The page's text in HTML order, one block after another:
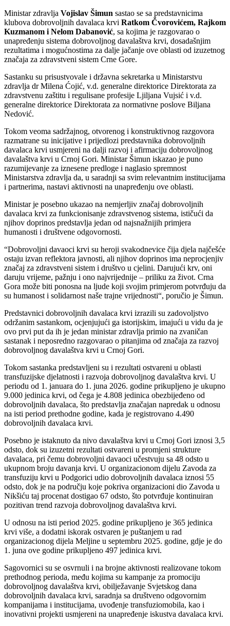
Ministar zdravlja Vojislav Šimun sastao se sa predstavnicima
klubova dobrovoljnih davalaca krvi Ratkom Čvorovićem, Rajkom
Kuzmanom i Nelom Dabanović, sa kojima je razgovarao o
unapređenju sistema dobrovoljnog davalaštva krvi, dosadašnjim
rezultatima i mogućnostima za dalje jačanje ove oblasti od izuzetnog
značaja za zdravstveni sistem Crne Gore.
Sastanku su prisustvovale i državna sekretarka u Ministarstvu
zdravlja dr Milena Ćojić, v.d. generalne direktorice Direktorata za
zdravstvenu zaštitu i regulisane profesije Ljiljana Vujsić i v.d.
generalne direktorice Direktorata za normativne poslove Biljana
Nedović.
Tokom veoma sadržajnog, otvorenog i konstruktivnog razgovora
razmatrane su inicijative i prijedlozi predstavnika dobrovoljnih
davalaca krvi usmjereni na dalji razvoj i afirmaciju dobrovoljnog
davalaštva krvi u Crnoj Gori. Ministar Šimun iskazao je puno
razumijevanje za iznesene predloge i naglasio spremnost
Ministarstva zdravlja da, u saradnji sa svim relevantnim institucijama
i partnerima, nastavi aktivnosti na unapređenju ove oblasti.
Ministar je posebno ukazao na nemjerljiv značaj dobrovoljnih
davalaca krvi za funkcionisanje zdravstvenog sistema, ističući da
njihov doprinos predstavlja jedan od najsnažnijih primjera
humanosti i društvene odgovornosti.
“Dobrovoljni davaoci krvi su heroji svakodnevice čija djela najčešće
ostaju izvan reflektora javnosti, ali njihov doprinos ima neprocjenjiv
značaj za zdravstveni sistem i društvo u cjelini. Darujući krv, oni
daruju vrijeme, pažnju i ono najvrijednije – priliku za život. Crna
Gora može biti ponosna na ljude koji svojim primjerom potvrđuju da
su humanost i solidarnost naše trajne vrijednosti“, poručio je Šimun.
Predstavnici dobrovoljnih davalaca krvi izrazili su zadovoljstvo
održanim sastankom, ocjenjujući ga istorijskim, imajući u vidu da je
ovo prvi put da ih je jedan ministar zdravlja primio na zvaničan
sastanak i neposredno razgovarao o pitanjima od značaja za razvoj
dobrovoljnog davalaštva krvi u Crnoj Gori.
Tokom sastanka predstavljeni su i rezultati ostvareni u oblasti
transfuzijske djelatnosti i razvoja dobrovoljnog davalaštva krvi. U
periodu od 1. januara do 1. juna 2026. godine prikupljeno je ukupno
9.000 jedinica krvi, od čega je 4.808 jedinica obezbijeđeno od
dobrovoljnih davalaca, što predstavlja značajan napredak u odnosu
na isti period prethodne godine, kada je registrovano 4.490
dobrovoljnih davalaca krvi.
Posebno je istaknuto da nivo davalaštva krvi u Crnoj Gori iznosi 3,5
odsto, dok su izuzetni rezultati ostvareni u promjeni strukture
davalaca, pri čemu dobrovoljni davaoci učestvuju sa 48 odsto u
ukupnom broju davanja krvi. U organizacionom dijelu Zavoda za
transfuziju krvi u Podgorici udio dobrovoljnih davalaca iznosi 55
odsto, dok je na području koje pokriva organizacioni dio Zavoda u
Nikšiću taj procenat dostigao 67 odsto, što potvrđuje kontinuiran
pozitivan trend razvoja dobrovoljnog davalaštva krvi.
U odnosu na isti period 2025. godine prikupljeno je 365 jedinica
krvi više, a dodatni iskorak ostvaren je puštanjem u rad
organizacionog dijela Meljine u septembru 2025. godine, gdje je do
1. juna ove godine prikupljeno 497 jedinica krvi.
Sagovornici su se osvrnuli i na brojne aktivnosti realizovane tokom
prethodnog perioda, među kojima su kampanje za promociju
dobrovoljnog davalaštva krvi, obilježavanje Svjetskog dana
dobrovoljnih davalaca krvi, saradnja sa društveno odgovornim
kompanijama i institucijama, uvođenje transfuziomobila, kao i
inovativni projekti usmjereni na unapređenje iskustva davalaca krvi.